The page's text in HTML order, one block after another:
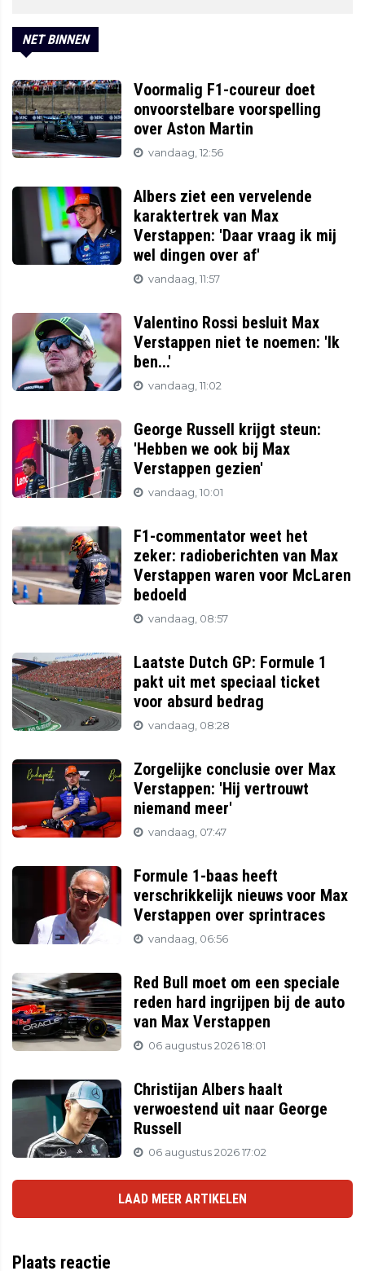
NET BINNEN
Voormalig F1-coureur doet
onvoorstelbare voorspelling
over Aston Martin
vandaag, 12:56
Albers ziet een vervelende
karaktertrek van Max
Verstappen: 'Daar vraag ik mij
wel dingen over af'
vandaag, 11:57
Valentino Rossi besluit Max
Verstappen niet te noemen: 'Ik
ben...'
vandaag, 11:02
George Russell krijgt steun:
'Hebben we ook bij Max
Verstappen gezien'
vandaag, 10:01
F1-commentator weet het
zeker: radioberichten van Max
Verstappen waren voor McLaren
bedoeld
vandaag, 08:57
Laatste Dutch GP: Formule 1
pakt uit met speciaal ticket
voor absurd bedrag
vandaag, 08:28
Zorgelijke conclusie over Max
Verstappen: 'Hij vertrouwt
niemand meer'
vandaag, 07:47
Formule 1-baas heeft
verschrikkelijk nieuws voor Max
Verstappen over sprintraces
vandaag, 06:56
Red Bull moet om een speciale
reden hard ingrijpen bij de auto
van Max Verstappen
06 augustus 2026 18:01
Christijan Albers haalt
verwoestend uit naar George
Russell
06 augustus 2026 17:02
LAAD MEER ARTIKELEN
Plaats reactie